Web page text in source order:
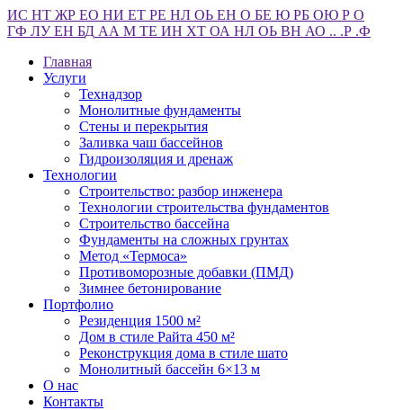
ИС НТ ЖР ЕО НИ ЕТ РЕ НЛ ОЬ ЕН О БЕ Ю РБ ОЮ Р О
ГФ ЛУ ЕН БД АА М ТЕ ИН ХТ ОА НЛ ОЬ ВН АО .. .Р .Ф
Главная
Услуги
Технадзор
Монолитные фундаменты
Стены и перекрытия
Заливка чаш бассейнов
Гидроизоляция и дренаж
Технологии
Строительство: разбор инженера
Технологии строительства фундаментов
Строительство бассейна
Фундаменты на сложных грунтах
Метод «Термоса»
Противоморозные добавки (ПМД)
Зимнее бетонирование
Портфолио
Резиденция 1500 м²
Дом в стиле Райта 450 м²
Реконструкция дома в стиле шато
Монолитный бассейн 6×13 м
О нас
Контакты